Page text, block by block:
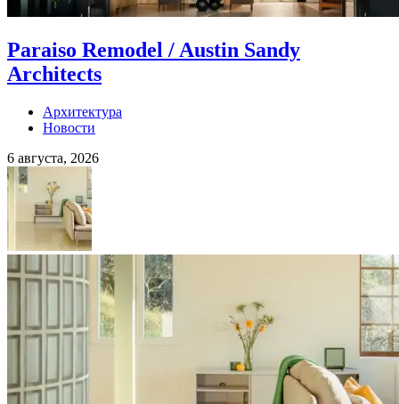
Paraiso Remodel / Austin Sandy
Architects
Архитектура
Новости
6 августа, 2026